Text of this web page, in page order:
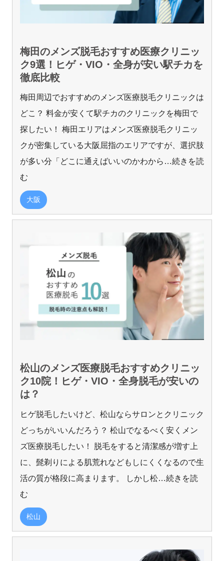
梅田のメンズ脱毛おすすめ医療クリニッ
ク9選！ヒゲ・VIO・全身が安い駅チカを
徹底比較
梅田周辺でおすすめのメンズ医療脱毛クリニックは
どこ？ 料金が安くて駅チカのクリニックを梅田で
探したい！ 梅田エリアはメンズ医療脱毛クリニッ
クが密集している大阪屈指のエリアですが、選択肢
が多い分「どこに通えばいいのかわから …続きを読
む
大阪
松山のメンズ医療脱毛おすすめクリニッ
ク10院！ヒゲ・VIO・全身脱毛が安いの
は？
ヒゲ脱毛したいけど、松山ならサロンとクリニック
どっちがいいんだろう？ 松山でなるべく安くメン
ズ医療脱毛したい！ 脱毛をすると清潔感が増す上
に、髭剃りによる肌荒れなどもしにくくなるので生
活の質が格段に高まります。 しかし松…続きを読
む
松山